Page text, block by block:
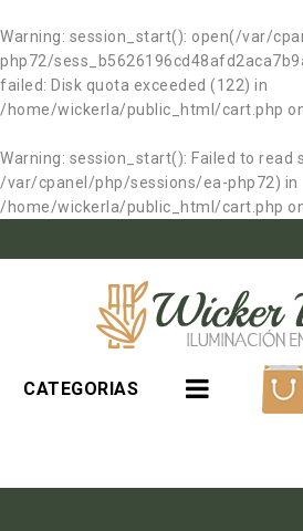
Warning: session_start(): open(/var/
php72/
failed: Disk quota exceeded (122) in
/home/wickerla/public_html/cart.php
Warning: session_start(): Failed to read
/var/cpanel/php/sessions/ea-php72) in
/home/wickerla/public_html/cart.php
CATEGORIAS